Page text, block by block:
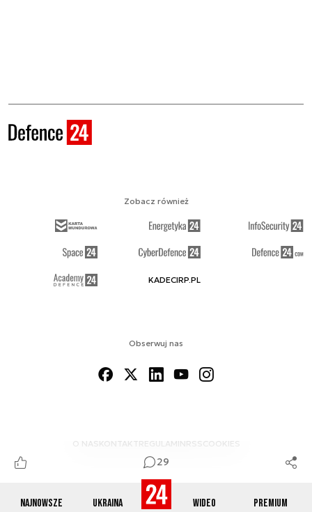
Najnowsze Ukraina Wideo Premium
29
Obserwuj nas
O NAS KONTAKTREGULAMINRSS COOKIES
Zobacz również
KADECIRP.PL
© 2012-2026 DEFENCE24